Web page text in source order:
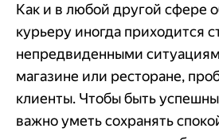
Как и в любой другой сфере
курьеру иногда приходится
непредвиденными
магазине или ресторане,
клиенты. Чтобы быть
важно уметь сохранять